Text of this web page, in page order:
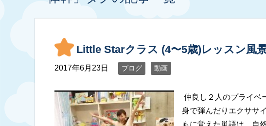
Little Starクラス (4〜5歳)レッスン風
2017年6月23日 ブログ 動画
仲良し２人のプライ
身で弾んだりエクササ
もに覚えた単語は、自